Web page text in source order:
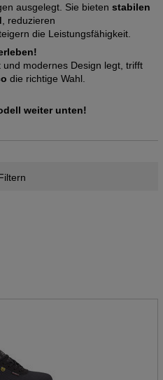
ausgelegt. Sie bieten stabilen
, reduzieren
die Leistungsfähigkeit.
modernes Design legt, trifft
die richtige Wahl.
weiter unten!